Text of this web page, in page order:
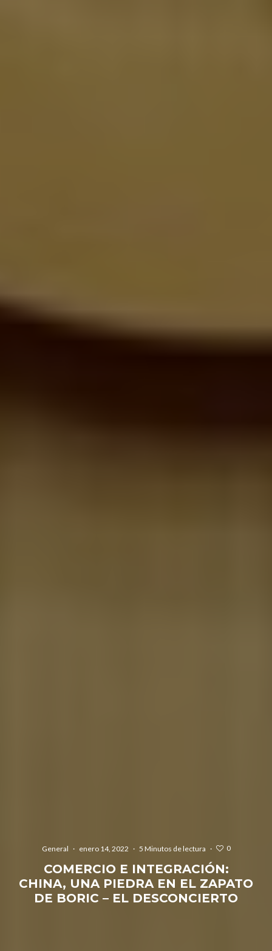
General · enero 14, 2022 · 5 Minutos de lectura · 0
COMERCIO E INTEGRACIÓN:
CHINA, UNA PIEDRA EN EL ZAPATO
DE BORIC – EL DESCONCIERTO